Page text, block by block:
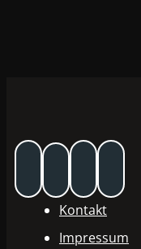
Kontakt
Impressum